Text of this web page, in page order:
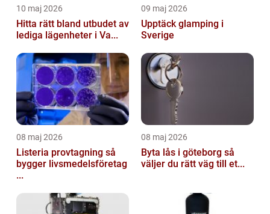
10 maj 2026
Hitta rätt bland utbudet av
lediga lägenheter i Va...
09 maj 2026
Upptäck glamping i
Sverige
08 maj 2026
Listeria provtagning så
bygger livsmedelsföretag
...
08 maj 2026
Byta lås i göteborg så
väljer du rätt väg till et...